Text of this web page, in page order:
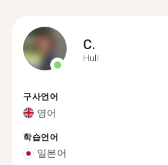
C.
Hull
구사언어
영어
학습언어
일본어